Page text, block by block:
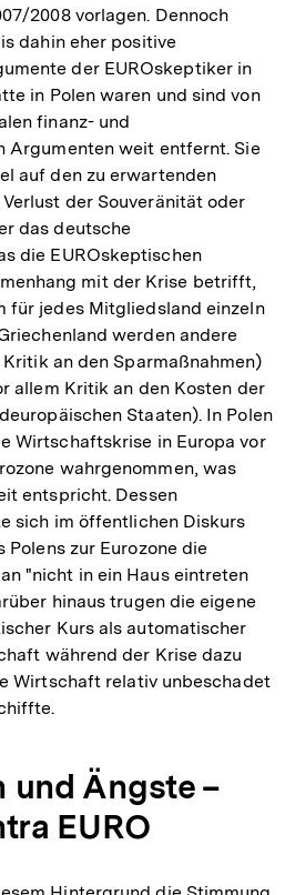
2008 vorlagen. Dennoch
dahin eher positive
der EUROskeptiker in
in Polen waren und sind von
finanz- und
weit entfernt. Sie
auf den zu erwartenden
der Souveränität oder
das deutsche
die EUROskeptischen
mit der Krise betrifft,
für jedes Mitgliedsland einzeln
werden andere
an den Sparmaßnahmen)
allem Kritik an den Kosten der
Staaten). In Polen
Wirtschaftskrise in Europa vor
wahrgenommen, was
entspricht. Dessen
sich im öffentlichen Diskurs
zur Eurozone die
"nicht in ein Haus eintreten
hinaus trugen die eigene
Kurs als automatischer
während der Krise dazu
Wirtschaft relativ unbeschadet
und Ängste –
EURO